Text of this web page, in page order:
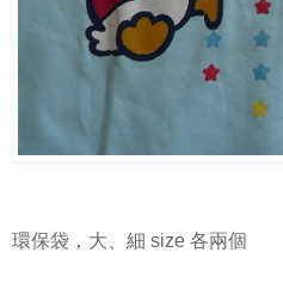
環保袋，大、細 size 各兩個